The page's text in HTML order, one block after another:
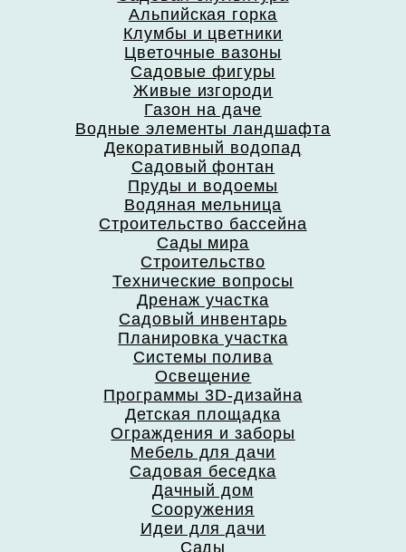
Альпийская горка
Клумбы и цветники
Цветочные вазоны
Садовые фигуры
Живые изгороди
Газон на даче
Водные элементы ландшафта
Декоративный водопад
Садовый фонтан
Пруды и водоемы
Водяная мельница
Строительство бассейна
Сады мира
Строительство
Технические вопросы
Дренаж участка
Садовый инвентарь
Планировка участка
Системы полива
Освещение
Программы 3D-дизайна
Детская площадка
Ограждения и заборы
Мебель для дачи
Садовая беседка
Дачный дом
Сооружения
Идеи для дачи
Сады